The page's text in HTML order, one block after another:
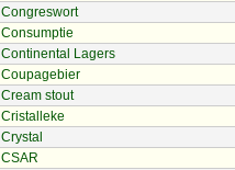
Congreswort
Consumptie
Continental Lagers
Coupagebier
Cream stout
Cristalleke
Crystal
CSAR